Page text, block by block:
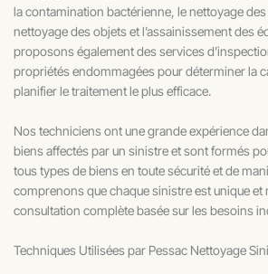
la contamination bactérienne, le nettoyage
nettoyage des objets et l’assainissement des
proposons également des services
propriétés endommagées pour déterminer la
planifier le traitement ​​le plus efficace.
Nos techniciens ont une grande expérience
biens affectés par un sinistre et sont formés
tous types de biens en toute sécurité et de
comprenons que chaque sinistre est unique et
consultation complète basée sur les besoins
Techniques Utilisées par Pessac Nettoyage